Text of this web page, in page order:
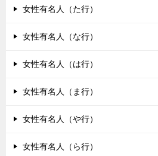
女性有名人（た行）
女性有名人（な行）
女性有名人（は行）
女性有名人（ま行）
女性有名人（や行）
女性有名人（ら行）